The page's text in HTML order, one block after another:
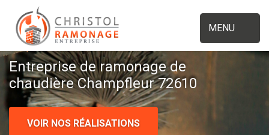
MENU
Entreprise de ramonage de
chaudière Champfleur 72610
VOIR NOS RÉALISATIONS